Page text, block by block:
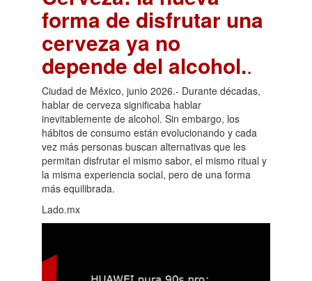
forma de disfrutar una
cerveza ya no
depende del alcohol..
Ciudad de México, junio 2026.- Durante décadas,
hablar de cerveza significaba hablar
inevitablemente de alcohol. Sin embargo, los
hábitos de consumo están evolucionando y cada
vez más personas buscan alternativas que les
permitan disfrutar el mismo sabor, el mismo ritual y
la misma experiencia social, pero de una forma
más equilibrada.
Lado.mx